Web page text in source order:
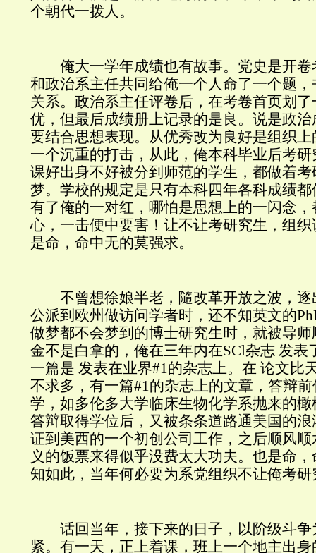
个朝代一拨人。
俺大一学年成绩也有故事。党史是开卷
和政治系主任共同给俺一个人命了一个题
关系。政治系主任评卷后，在考卷首页划
优，但最后成绩册上记录的是良。说是政
要结合思想表现。从优秀改为良好是组织
一个沉重的打击，从此，俺本科毕业后考
课好出身不好被分到师范的学生，都做着
梦。学校的规定是只有本科四年各科成绩
有了俺的一对红，哪怕是思想上的一闪念
心，一击便中要害！让不让考研究生，组
是命，命中无的莫强求。
不曾想徐娘半老，隨改革开放之波，逐
公派到欧州做访问学者时，还不知英文的
做梦都不会梦到的博士研究生时，就被导
金不是白拿的，俺在三年内在SCl杂志 发表
一篇是 发表在业界#1的杂志上。在 论文比
不求多，有一篇#1的杂志上的文章，答辩
学，如多伦多大学临床生物化学系抛来的
答辩取得学位后，又被条条道路通美国的
证到美西的一个初创公司工作，之后顺风
义的饭票来得似乎没费太大功夫。也是命
知如此，当年何必要为系党组织不让俺考
话回当年，接下来的日子，以阶级斗争
紧。有一天，正上着课，班上一个地主出